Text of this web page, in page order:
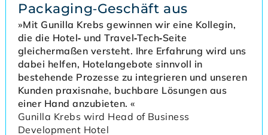
Packaging‑Geschäft aus
»Mit Gunilla Krebs gewinnen wir eine Kollegin,
die die Hotel‑ und Travel‑Tech‑Seite
gleichermaßen versteht. Ihre Erfahrung wird uns
dabei helfen, Hotelangebote sinnvoll in
bestehende Prozesse zu integrieren und unseren
Kunden praxisnahe, buchbare Lösungen aus
einer Hand anzubieten. «
Gunilla Krebs wird Head of Business
Development Hotel